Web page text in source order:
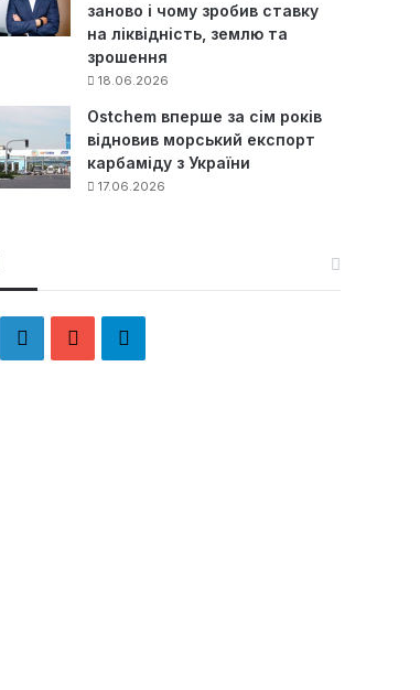
заново і чому зробив ставку
на ліквідність, землю та
зрошення
18.06.2026
Ostchem вперше за сім років
відновив морський експорт
карбаміду з України
17.06.2026